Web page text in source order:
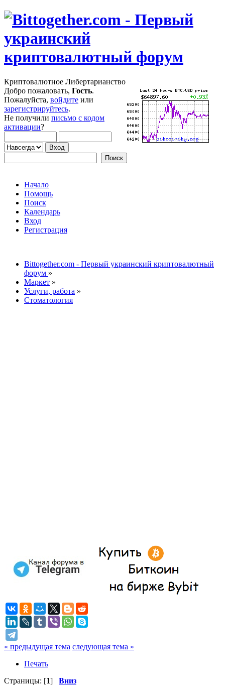
Криптовалютное Либертарианство
Добро пожаловать, Гость.
Пожалуйста, войдите или
зарегистрируйтесь.
Не получили письмо с кодом
активации?
Начало
Помощь
Поиск
Календарь
Вход
Регистрация
Bittogether.com - Первый украинский криптовалютный
форум »
Маркет »
Услуги, работа »
Стоматология
« предыдущая тема следующая тема »
Печать
Страницы: [1] Вниз